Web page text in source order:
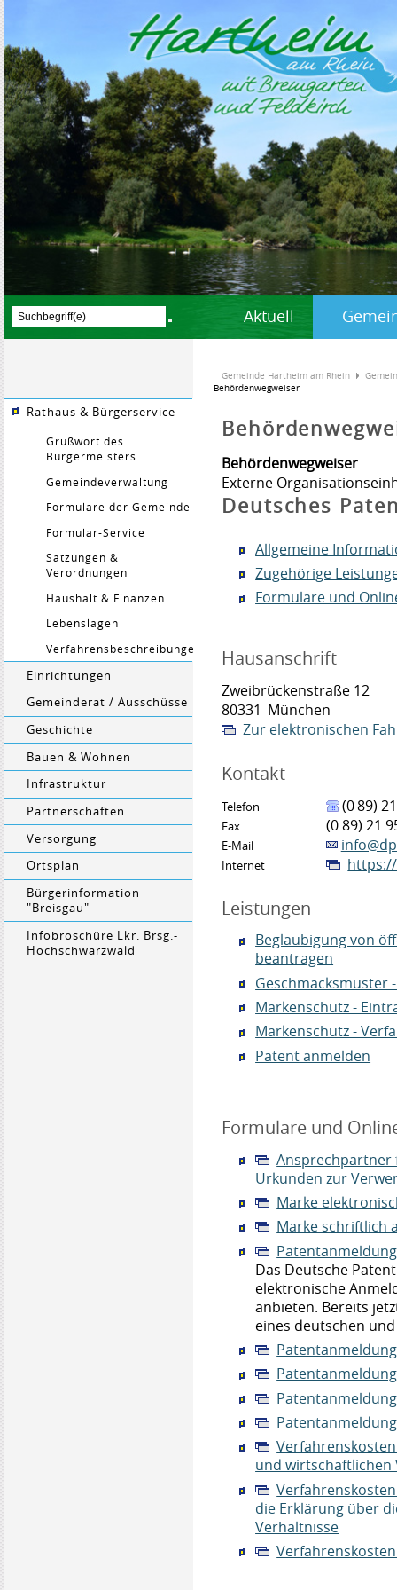
Aktuell
Rathaus & Bürgerservice
Grußwort des
Bürgermeisters
Gemeindeverwaltung
Formulare der Gemeinde
Formular-Service
Satzungen &
Verordnungen
Haushalt & Finanzen
Lebenslagen
Verfahrensbeschreibungen
Einrichtungen
Gemeinderat / Ausschüsse
Geschichte
Bauen & Wohnen
Infrastruktur
Partnerschaften
Versorgung
Ortsplan
Bürgerinformation
"Breisgau"
Infobroschüre Lkr. Brsg.-
Hochschwarzwald
Gemeinde Hartheim am Rhein
Behördenwegweiser
Behördenwegweiser
Externe
Deutsches
Allgemeine
Zugehörige
Formulare und
Hausanschrift
Zweibrückenstraße 12
80331 München
Zur elektronischen
Kontakt
Telefon (089) 21
Fax (089) 21
E-Mail
Internet
Leistungen
Beglaubigung von
beantragen
Geschmacksmuster
Markenschutz -
Markenschutz -
Patent anmelden
Formulare und
Ansprechpartner
Urkunden zur
Marke
Marke schriftlich
Das Deutsche
elektronische
anbieten. Bereits
eines deutschen
und wirtschaftlichen
die Erklärung über
Verhältnisse